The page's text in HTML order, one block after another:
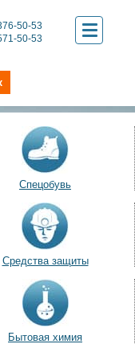
50-53
50-53
Toggle
Спецобувь
Средства защиты
Бытовая химия